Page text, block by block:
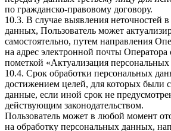
по гражданско-правовому договору.
10.3. В случае выявления неточностей
данных, Пользователь может
самостоятельно, путем направления
на адрес электронной почты Оператора
пометкой «Актуализация
10.4. Срок обработки персональных
достижением целей, для которых были
данные, если иной срок не
действующим законодательством.
Пользователь может в любой момент
на обработку персональных данных,